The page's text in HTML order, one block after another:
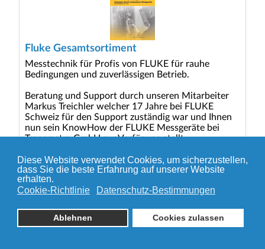
Diese Website verwendet Cookies, um sicherzustellen,
dass Sie die beste Erfahrung auf unserer Website
erhalten.
Cookie-Richtlinie
Datenschutz-Bestimmungen
Ablehnen Cookies zulassen
Fluke Gesamtsortiment
Messtechnik für Profis von FLUKE für rauhe
Bedingungen und zuverlässigen Betrieb.
Beratung und Support durch unseren Mitarbeiter
Markus Treichler welcher 17 Jahre bei FLUKE
Schweiz für den Support zuständig war und Ihnen
nun sein KnowHow der FLUKE Messgeräte bei
Transmetra GmbH zur Verfügung stellt.
Seitenanfang